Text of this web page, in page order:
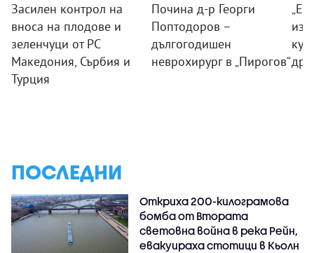
Засилен контрол на
вноса на плодове и
зеленчуци от РС
Македония, Сърбия и
Турция
Почина д-р Георги
Поптодоров –
дългогодишен
неврохирург в „Пирогов“
ПОСЛЕДНИ
Откриха 200-килограмова
бомба от Втората
световна война в река Рейн,
евакуираха стотици в Кьолн